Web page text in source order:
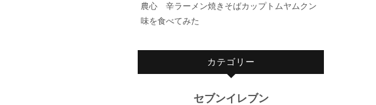
農心 辛ラーメン焼きそばカップトムヤムクン
味を食べてみた
カテゴリー
セブンイレブン